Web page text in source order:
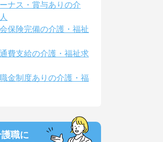
ナス・賞与ありの介
保険完備の介護・福祉
費支給の介護・福祉求
金制度ありの介護・福
職に